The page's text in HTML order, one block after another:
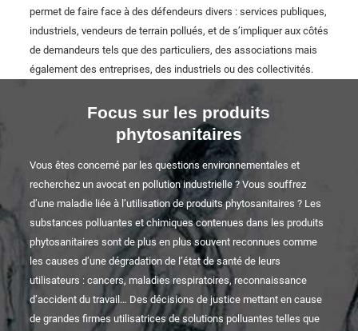
permet de faire face à des défendeurs divers : services publiques,
industriels, vendeurs de terrain pollués, et de s’impliquer aux côtés
de demandeurs tels que des particuliers, des associations mais
également des entreprises, des industriels ou des collectivités.
Focus sur les produits
phytosanitaires
Vous êtes concerné par les questions environnementales et
recherchez un avocat en pollution industrielle ? Vous souffrez
d’une maladie liée à l’utilisation de produits phytosanitaires ? Les
substances polluantes et chimiques contenues dans les produits
phytosanitaires sont de plus en plus souvent reconnues comme
les causes d’une dégradation de l’état de santé de leurs
utilisateurs : cancers, maladies respiratoires, reconnaissance
d’accident du travail… Des décisions de justice mettant en cause
de grandes firmes utilisatrices de solutions polluantes telles que